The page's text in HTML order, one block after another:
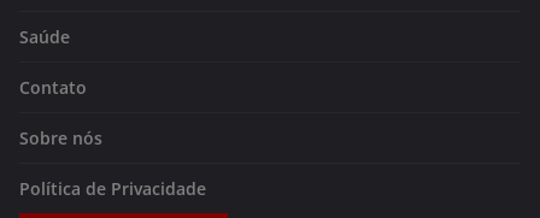
Saúde
Contato
Sobre nós
Política de Privacidade